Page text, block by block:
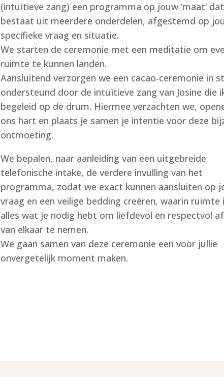
(intuïtieve zang) een programma op jouw ‘maat’ dat
bestaat uit meerdere onderdelen, afgestemd op
specifieke vraag en situatie.
We starten de ceremonie met een meditatie om
ruimte te kunnen landen.
Aansluitend verzorgen we een cacao-ceremonie in
ondersteund door de intuïtieve zang van Josine die
begeleid op de drum. Hiermee verzachten we,
ons hart en plaats je samen je intentie voor deze
ontmoeting.
We bepalen, naar aanleiding van een uitgebreide
telefonische intake, de verdere invulling van het
programma, zodat we exact kunnen aansluiten op
vraag en een veilige bedding creëren, waarin ruimte
alles wat je nodig hebt om liefdevol en respectvol
van elkaar te nemen.
We gaan samen van deze ceremonie een voor jullie
onvergetelijk moment maken.